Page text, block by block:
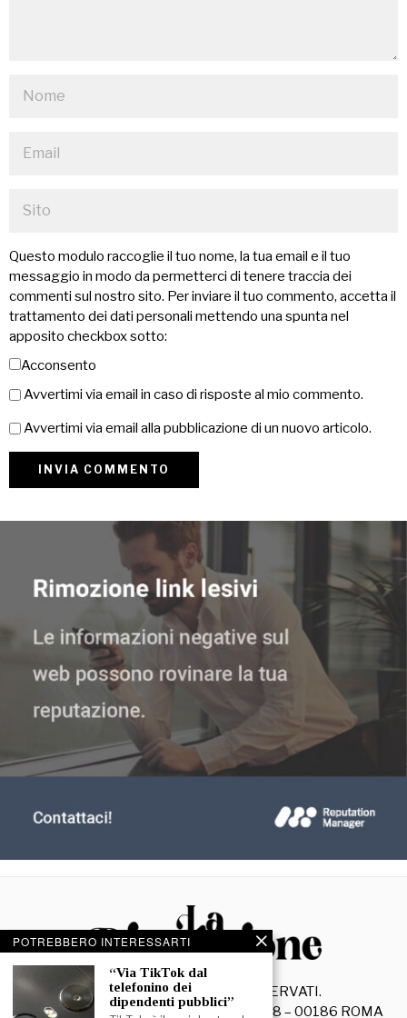
Questo modulo raccoglie il tuo nome, la tua email e il tuo
messaggio in modo da permetterci di tenere traccia dei
commenti sul nostro sito. Per inviare il tuo commento, accetta il
trattamento dei dati personali mettendo una spunta nel
apposito checkbox sotto:
Acconsento
Avvertimi via email in caso di risposte al mio commento.
Avvertimi via email alla pubblicazione di un nuovo articolo.
© 2026- TUTTI I DIRITTI RISERVATI.
La Discussione S.r.l. – Piazza Capranica, 78 – 00186 ROMA
POTREBBERO INTERESSARTI
“Via TikTok dal
telefonino dei
dipendenti pubblici”